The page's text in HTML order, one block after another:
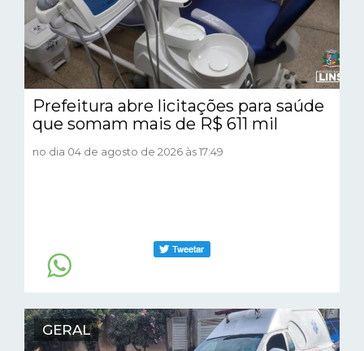
Prefeitura abre licitações para saúde
que somam mais de R$ 611 mil
no dia 04 de agosto de 2026 às 17:49
GERAL